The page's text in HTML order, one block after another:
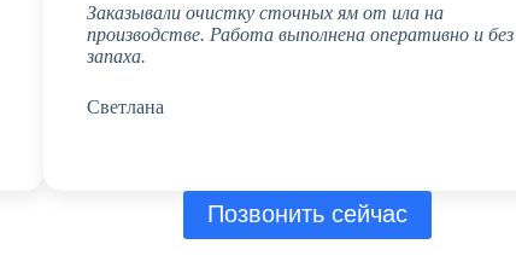
Заказывали очистку сточных ям от ила на
производстве. Работа выполнена оперативно и без
запаха.
Светлана
Позвонить сейчас